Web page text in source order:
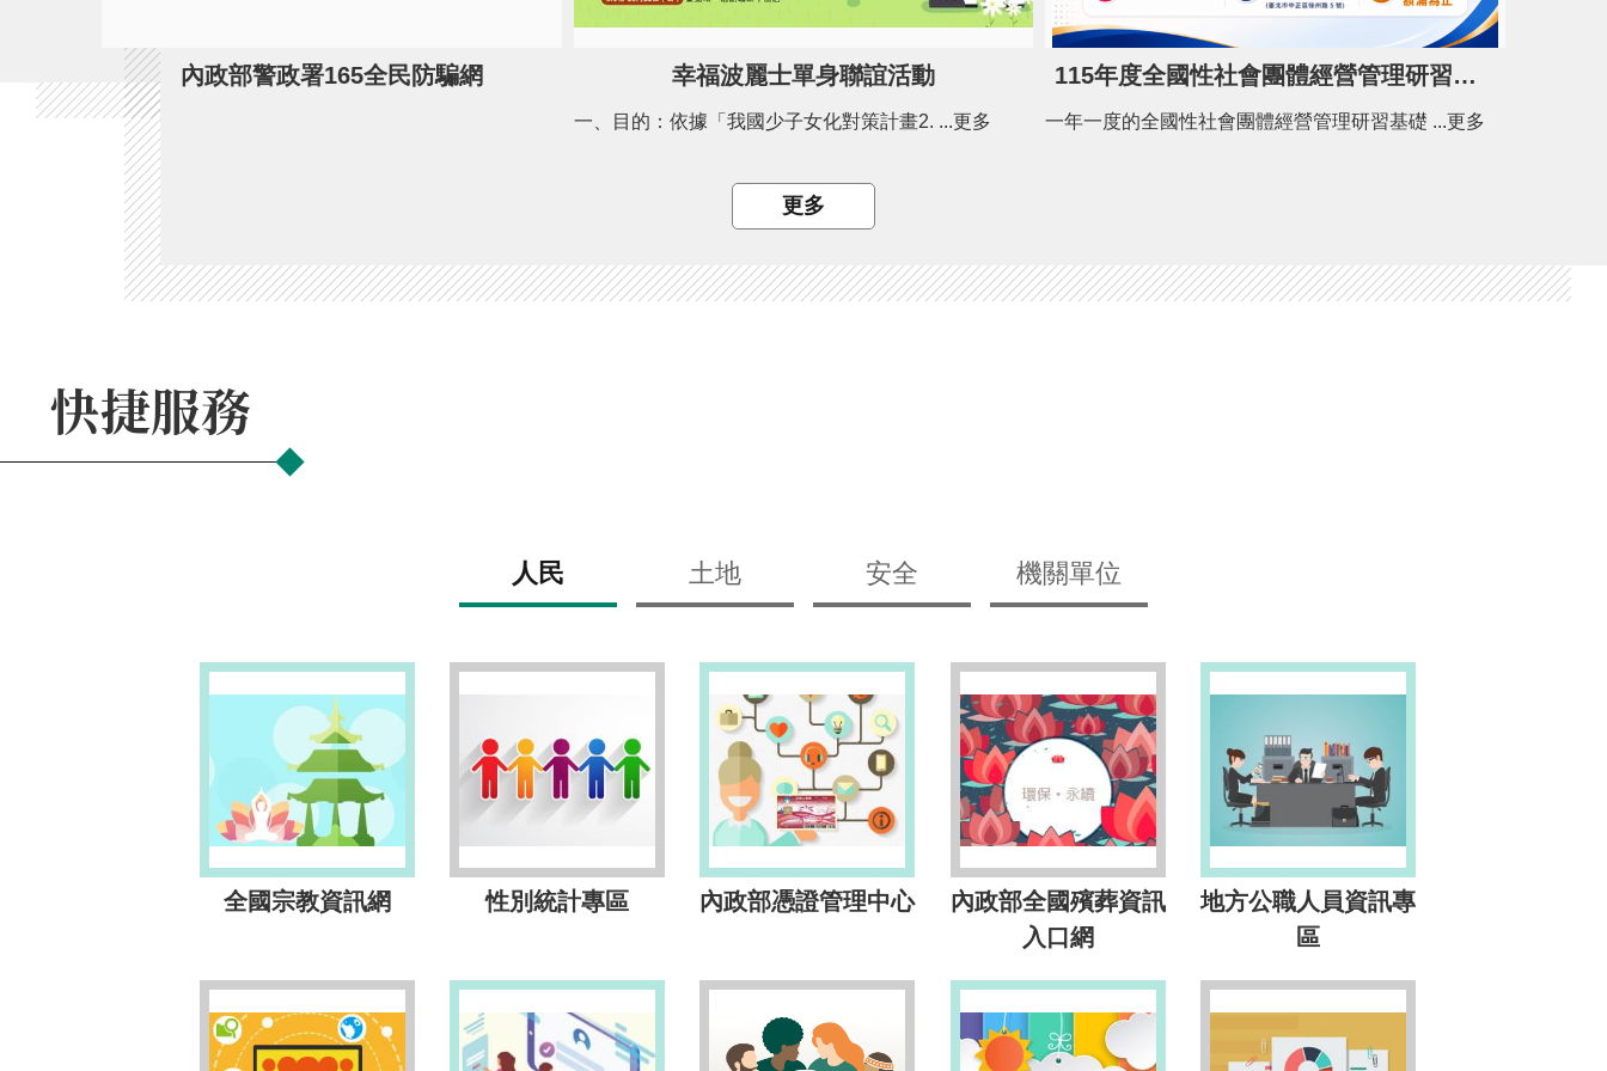
內政部警政署165全民防騙網 幸福波麗士單身聯誼活動
一、目的：依據「我國少子女化對策計畫2. ...更多
115年度全國性社會團體經營管理研習基礎班開課了！
一年一度的全國性社會團體經營管理研習基礎 ...更多
更多
快捷服務
人民 土地 安全 機關單位
全國宗教資訊網 性別統計專區 內政部憑證管理中心
內政部全國殯葬資訊
入口網
地方公職人員資訊專
區